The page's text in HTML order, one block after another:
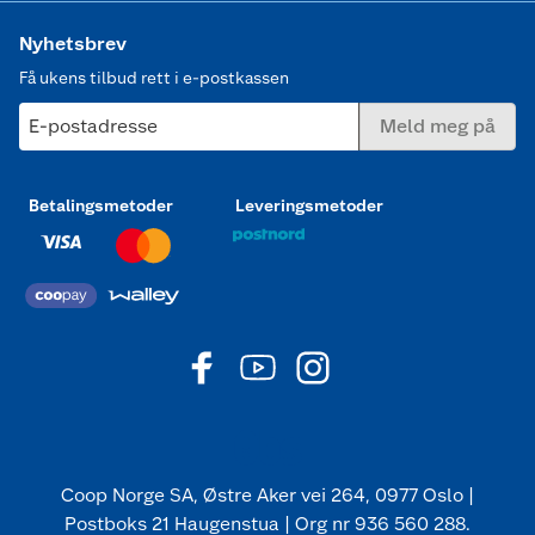
Nyhetsbrev
Få ukens tilbud rett i e-postkassen
E-postadresse Meld meg på
Betalingsmetoder Leveringsmetoder
Coop Norge SA, Østre Aker vei 264, 0977 Oslo |
Postboks 21 Haugenstua | Org nr 936 560 288.